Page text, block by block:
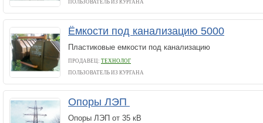
ПОЛЬЗОВАТЕЛЬ ИЗ КУРГАНА
Ёмкости под канализацию 5000
Пластиковые емкости под канализацию
ПРОДАВЕЦ: ТЕХНОЛОГ
ПОЛЬЗОВАТЕЛЬ ИЗ КУРГАНА
Опоры ЛЭП
Опоры ЛЭП от 35 кВ